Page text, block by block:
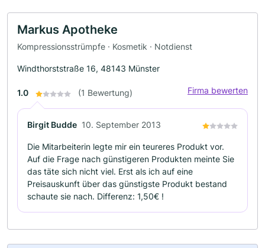
Markus Apotheke
Kompressionsstrümpfe · Kosmetik · Notdienst
Windthorststraße 16, 48143 Münster
1.0 (1 Bewertung) Firma bewerten
Birgit Budde 10. September 2013
Die Mitarbeiterin legte mir ein teureres Produkt vor.
Auf die Frage nach günstigeren Produkten meinte Sie
das täte sich nicht viel. Erst als ich auf eine
Preisauskunft über das günstigste Produkt bestand
schaute sie nach. Differenz: 1,50€ !